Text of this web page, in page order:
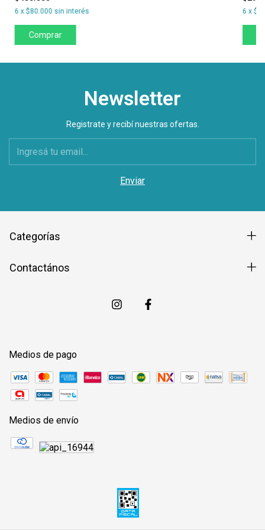
6 x$80.000 sin interés
Comprar
6 x
Newsletter
Registrate y recibí nuestras ofertas.
Categorías
Contactános
Medios de pago
Medios de envío